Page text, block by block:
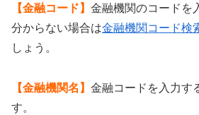
【金融コード】 金融機関のコードを
分からない場合は金融機関コード検
しょう。
【金融機関名】 金融コードを入力す
す。